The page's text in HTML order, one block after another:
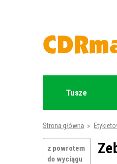
Tusze
Strona główna »
z powrotem
do wyciągu